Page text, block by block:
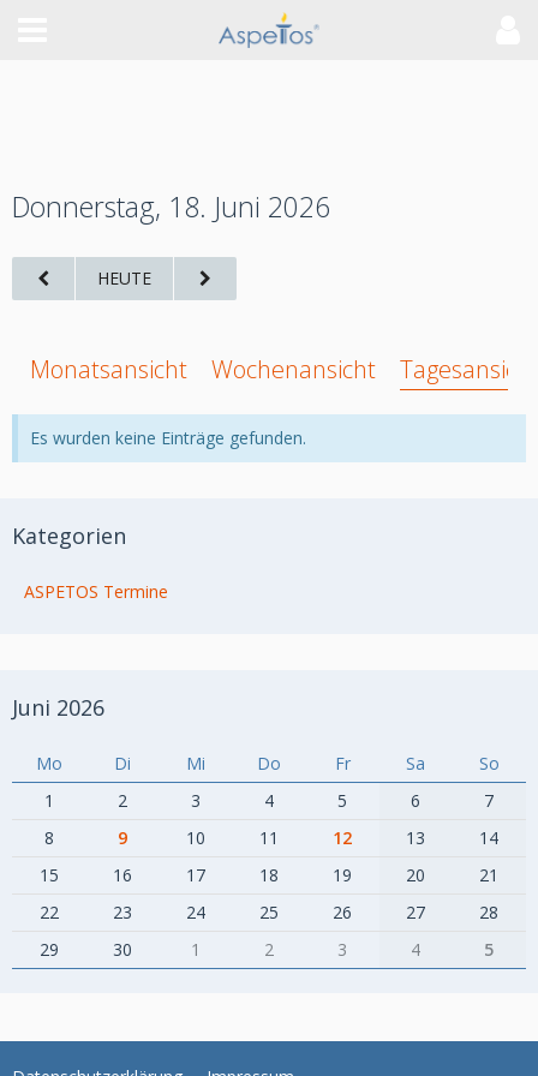
Donnerstag, 18. Juni 2026
HEUTE
Monatsansicht Wochenansicht Tagesansicht
Es wurden keine Einträge gefunden.
Kategorien
ASPETOS Termine
Juni 2026
Mo Di Mi Do Fr Sa
So
1
2 3 4 5 6
7
8
9 10 11 12 13
14
15
16 17 18 19 20
21
22
23 24 25 26 27
28
29
30 1 2 3 4 5